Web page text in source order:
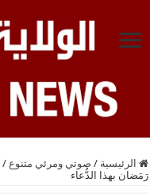
الرئيسية / صوتي ومرئي متنوع /
رَمَضان بهذا الدُّعاء